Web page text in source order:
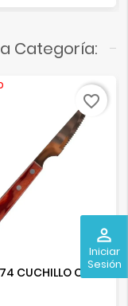
perm_identity
Iniciar
Sesión
Categoría:
21109/074 CUCHILLO CHULETERO 4"
favorite_border